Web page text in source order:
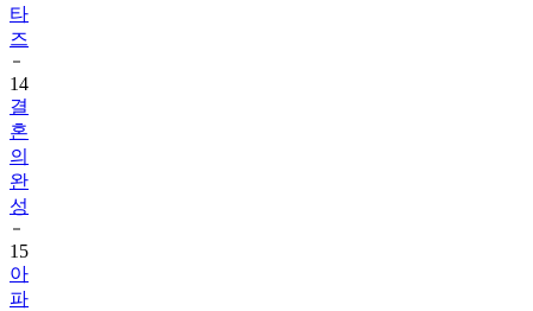
타
즈
14
결
혼
의
완
성
15
아
파